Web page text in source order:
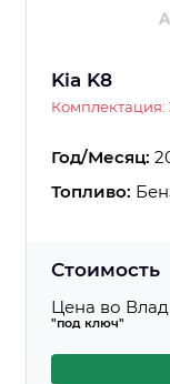
Kia K8
Комплектация:
Год/Месяц:
Топливо:
Стоимость
Цена во
"под ключ"